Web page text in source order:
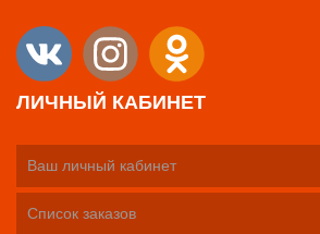
ЛИЧНЫЙ КАБИНЕТ
Ваш личный кабинет
Список заказов